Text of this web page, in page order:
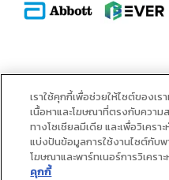
พันธมิตร :
เราใช้คุกกี้เพื่อช่วยให้ไซต์ของเ
เนื้อหาและโฆษณาที่ตรงกับควา
ทางโซเชียลมีเดีย และเพื่อวิเครา
แบ่งปันข้อมูลการใช้งานไซต์กับพ
โฆษณาและพาร์ทเนอร์การวิเครา
คุกกี้